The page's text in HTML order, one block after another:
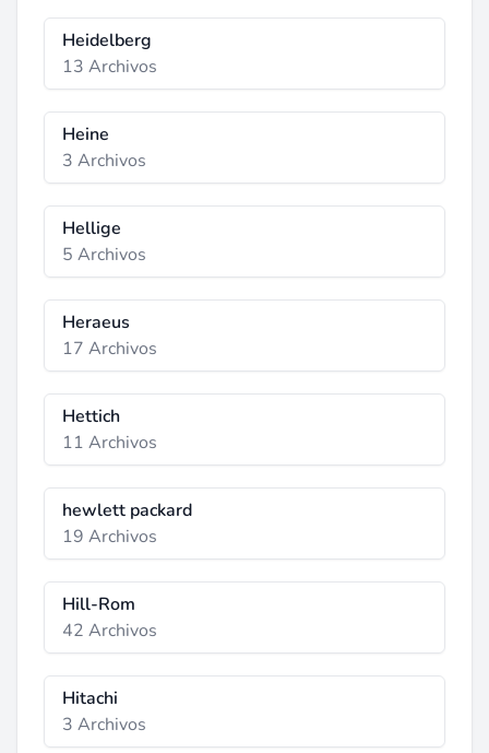
Heidelberg
13 Archivos
Heine
3 Archivos
Hellige
5 Archivos
Heraeus
17 Archivos
Hettich
11 Archivos
hewlett packard
19 Archivos
Hill-Rom
42 Archivos
Hitachi
3 Archivos